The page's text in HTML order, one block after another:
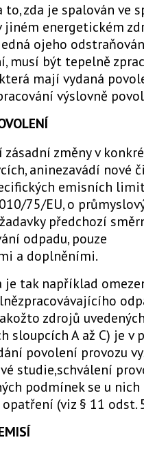
to, zda je spalován ve
jiném energetickém
ojeho
musí být tepelně
mají vydaná
výslovně
zásadní změny v
aninezavádí nové
emisních
75/EU, o
předchozí
odpadu, pouze
a doplněními.
je tak například
zdrojů
sloupcích A až C) je v
povolení provozu
studie,schválení
podmínek se u nich
(viz § 11 odst.